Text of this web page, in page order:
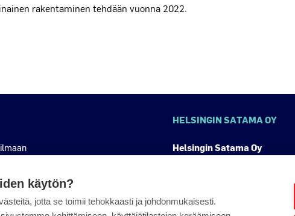
rakentaminen tehdään vuonna 2022.
HELSINGIN SATAMA OY
Helsingin Satama Oy
Olympiaranta 3, 00140 Helsinki
käytön?
jotta se toimii tehokkaasti ja johdonmukaisesti.